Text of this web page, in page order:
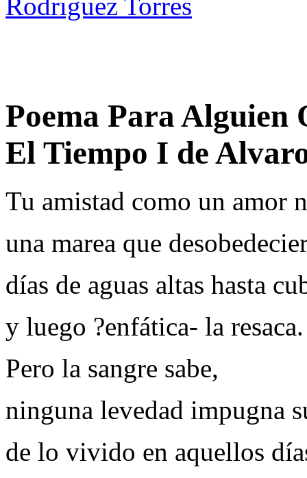
Poema Para Alguien
El Tiempo I de
Tu amistad como un amor
una marea que
días de aguas altas hasta
y luego ?enfática- la resaca.
Pero la sangre sabe,
ninguna levedad impugna
de lo vivido en aquellos